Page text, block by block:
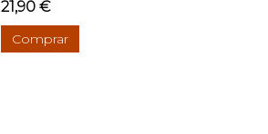
21,90 €
Comprar